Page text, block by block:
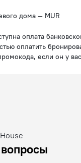
дома — MUR
оплатить
если он у